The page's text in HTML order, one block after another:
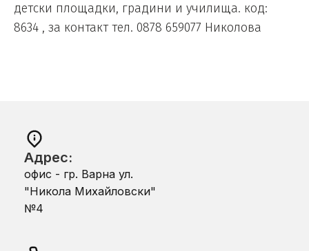
детски площадки, градини и училища. код:
8634 , за контакт тел. 0878 659077 Николова
Адрес:
офис - гр. Варна ул.
"Никола Михайловски"
№4